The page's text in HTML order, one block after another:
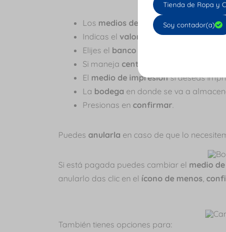
Los medios de pago que pueden ser
Indicas el valor
Elijes el banco
Si maneja centro de costos
El medio de impresiónsi deseas
La bodega en donde se va a
Presionas en confirmar.
Puedes anularla en caso de que lo
Si está pagada puedes cambiar el medio
anularlo das clic en el ícono de menos,
También tienes opciones para:
Tienda de Ropa y
Soy contador(a)